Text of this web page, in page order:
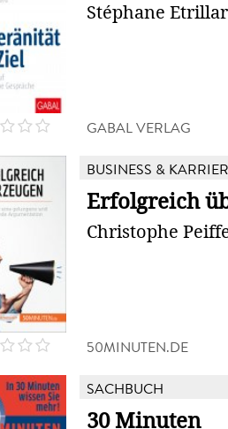
Stéphane
GABAL VERLAG
BUSINESS &
Erfolgreich
Christophe
50MINUTEN.DE
SACHBUCH
30 Minuten